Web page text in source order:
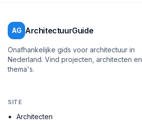
AG ArchitectuurGuide
Onafhankelijke gids voor architectuur in
Nederland. Vind projecten, architecten en
thema's.
SITE
Architecten